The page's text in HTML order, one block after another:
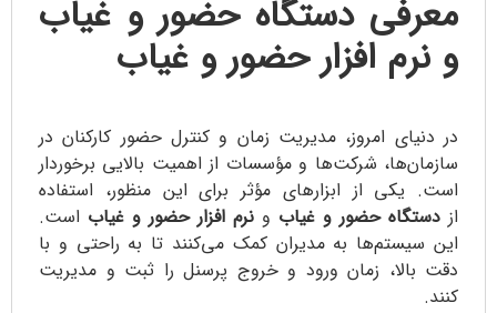
معرفی دستگاه حضور و غیاب
و نرم افزار حضور و غیاب
در دنیای امروز، مدیریت زمان و کنترل حضور کارکنان در
سازمان‌ها، شرکت‌ها و مؤسسات از اهمیت بالایی برخوردار
است. یکی از ابزارهای مؤثر برای این منظور، استفاده
از دستگاه حضور و غیاب و نرم افزار حضور و غیاب است.
این سیستم‌ها به مدیران کمک می‌کنند تا به راحتی و با
دقت بالا، زمان ورود و خروج پرسنل را ثبت و مدیریت
کنند.